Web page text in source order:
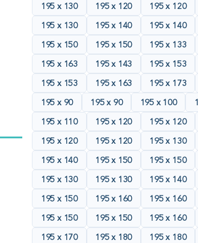
195 х 130
195 х 120 195 х 120
195 х 130
195 х 140 195 х 140
195 х 150
195 х 150 195 х 133
195 х 163
195 х 143 195 х 153
195 х 153
195 х 163 195 х 173
195 х 90
195 х 90 195 х 100
195 х 110
195 х 120 195 х 120
195 х 120
195 х 120 195 х 130
195 х 140
195 х 150 195 х 150
195 х 130
195 х 130 195 х 140
195 х 150
195 х 160 195 х 160
195 х 150
195 х 150 195 х 160
195 х 170
195 х 180 195 х 180